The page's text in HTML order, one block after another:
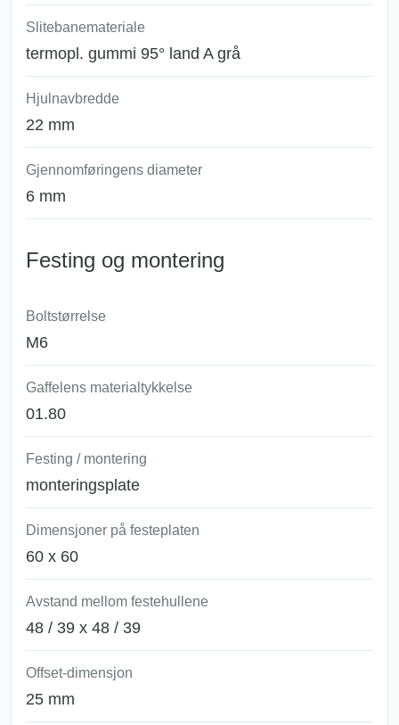
Slitebanemateriale
termopl. gummi 95° land A grå
Hjulnavbredde
22 mm
Gjennomføringens diameter
6 mm
Festing og montering
Boltstørrelse
M6
Gaffelens materialtykkelse
01.80
Festing / montering
monteringsplate
Dimensjoner på festeplaten
60 x 60
Avstand mellom festehullene
48 / 39 x 48 / 39
Offset-dimensjon
25 mm